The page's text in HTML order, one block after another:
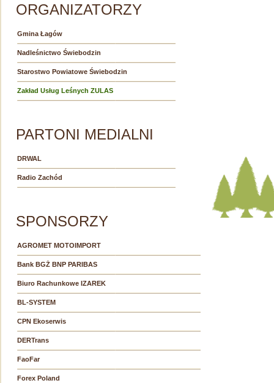
ORGANIZATORZY
Gmina Łagów
Nadleśnictwo Świebodzin
Starostwo Powiatowe Świebodzin
Zakład Usług Leśnych ZULAS
PARTONI MEDIALNI
DRWAL
Radio Zachód
SPONSORZY
AGROMET MOTOIMPORT
Bank BGŻ BNP PARIBAS
Biuro Rachunkowe IZAREK
BL-SYSTEM
CPN Ekoserwis
DERTrans
FaoFar
Forex Poland